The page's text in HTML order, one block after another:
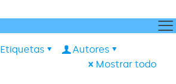
Etiquetas
Autores
Mostrar todo